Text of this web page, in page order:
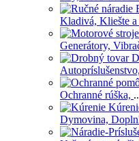
Kladivá, Kliešte a
Generátory,
Autopríslušenstvo,
Ochranné rúška,
Dymovina,